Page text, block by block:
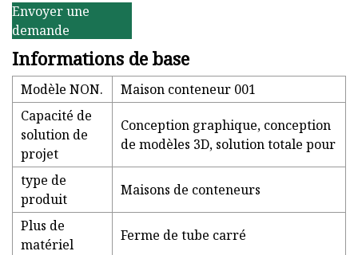
Envoyer une
demande
Informations de base
Modèle NON.
Maison conteneur 001
Capacité de
solution de
projet
Conception graphique, conception
de modèles 3D, solution totale pour
type de
produit
Maisons de conteneurs
Plus de
matériel
Ferme de tube carré